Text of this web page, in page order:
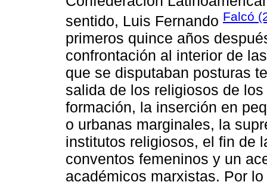
sentido, Luis Fernando Falcó
primeros quince años
confrontación al interior de
que se disputaban posturas
salida de los religiosos de
formación, la inserción en
o urbanas marginales, la
institutos religiosos, el fin de
conventos femeninos y un
académicos marxistas. Por